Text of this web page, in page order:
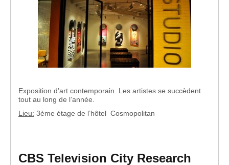
Exposition d’art contemporain. Les artistes se succèdent
tout au long de l’année.
Lieu: 3ème étage de l’hôtel Cosmopolitan
CBS Television City Research